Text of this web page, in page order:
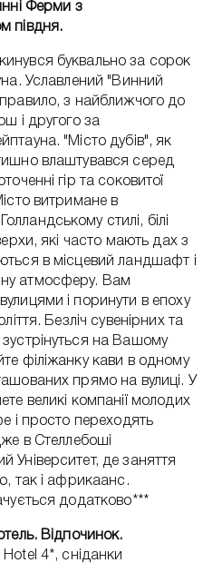
Ферми з
півдня.
буквально за сорок
Уславлений "Винний
з найближчого до
і другого за
"Місто дубів", як
влаштувався серед
гір та соковитої
витримане в
стилі, білі
які часто мають дах з
в місцевий ландшафт і
атмосферу. Вам
і поринути в епоху
Безліч сувенірних та
на Вашому
філіжанку кави в одному
прямо на вулиці. У
великі компанії молодих
і просто переходять
в Стеллебоші
Університет, де заняття
так і африкаанс.
додатково***
Відпочинок.
4*, сніданки